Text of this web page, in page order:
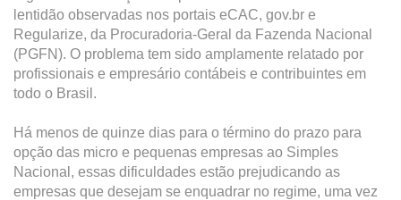
lentidão observadas nos portais eCAC, gov.br e
Regularize, da Procuradoria-Geral da Fazenda Nacional
(PGFN). O problema tem sido amplamente relatado por
profissionais e empresário contábeis e contribuintes em
todo o Brasil.
Há menos de quinze dias para o término do prazo para
opção das micro e pequenas empresas ao Simples
Nacional, essas dificuldades estão prejudicando as
empresas que desejam se enquadrar no regime, uma vez